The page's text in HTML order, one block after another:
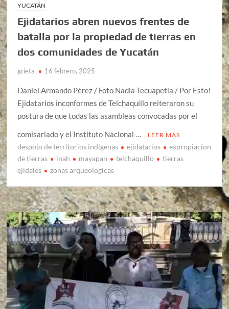
YUCATÁN
Ejidatarios abren nuevos frentes de
batalla por la propiedad de tierras en
dos comunidades de Yucatán
grieta 16 febrero, 2025
Daniel Armando Pérez / Foto Nadia Tecuapetla / Por Esto!
Ejidatarios inconformes de Telchaquillo reiteraron su
postura de que todas las asambleas convocadas por el
comisariado y el Instituto Nacional …
LEER MÁS
despojo de territorios indigenas ejidatarios
expropiacion
de tierras
inah mayapan telchaquillo
tierras
ejidales
zonas arqueologicas